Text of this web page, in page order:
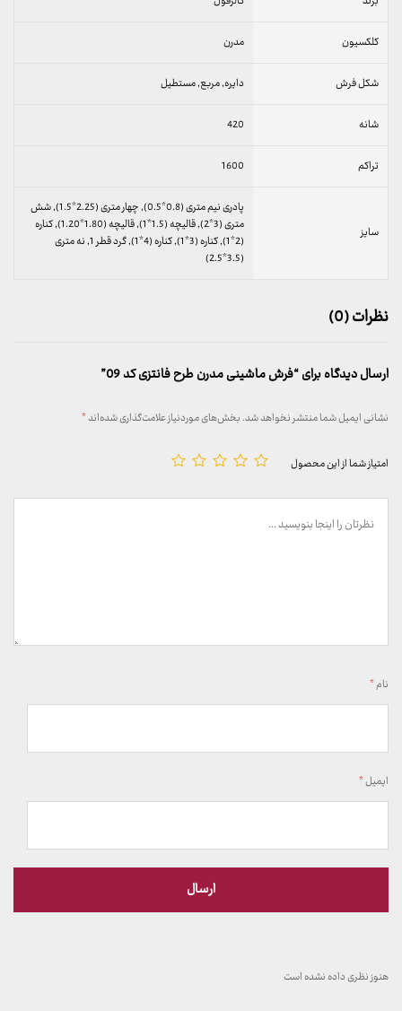
کلکسیون مدرن
شکل فرش دایره, مربع, مستطیل
شانه 420
تراکم 1600
سایز
پادری نیم متری (0.8*0.5), چهار متری (2.25*1.5), شش
متری (3*2), قالیچه (1.5*1), قالیچه (1.80*1.20), کناره
(2*1), کناره (3*1), کناره (4*1), گرد قطر 1, نه متری
(3.5*2.5)
نظرات (0)
ارسال دیدگاه برای “فرش ماشینی مدرن طرح فانتزی کد 09”
نشانی ایمیل شما منتشر نخواهد شد.بخش‌های موردنیاز علامت‌گذاری شده‌اند*
امتیاز شما از این محصول
نام*
ایمیل*
هنوز نظری داده نشده است